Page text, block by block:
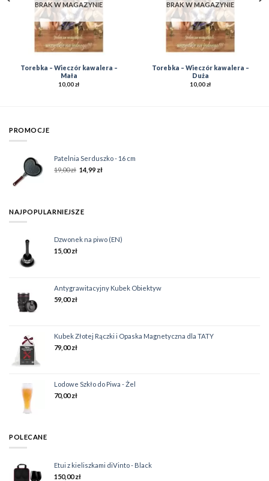
BRAK W MAGAZYNIE
Torebka – Wieczór kawalera –
Mała
10,00zł
BRAK W MAGAZYNIE
Torebka – Wieczór kawalera –
Duża
10,00zł
PROMOCJE
Patelnia Serduszko - 16 cm
19,00zł 14,99 zł
NAJPOPULARNIEJSZE
Dzwonek na piwo (EN)
15,00zł
Antygrawitacyjny Kubek Obiektyw
59,00zł
Kubek Złotej Rączki i Opaska Magnetyczna dla TATY
79,00zł
Lodowe Szkło do Piwa - Żel
70,00zł
POLECANE
Etui z kieliszkami diVinto - Black
150,00zł